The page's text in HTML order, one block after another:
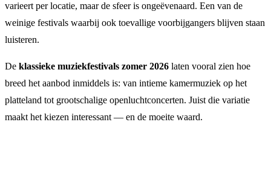
varieert per locatie, maar de sfeer is ongeëvenaard. Een van de
weinige festivals waarbij ook toevallige voorbijgangers blijven staan
luisteren.
De klassieke muziekfestivals zomer 2026 laten vooral zien hoe
breed het aanbod inmiddels is: van intieme kamermuziek op het
platteland tot grootschalige openluchtconcerten. Juist die variatie
maakt het kiezen interessant — en de moeite waard.